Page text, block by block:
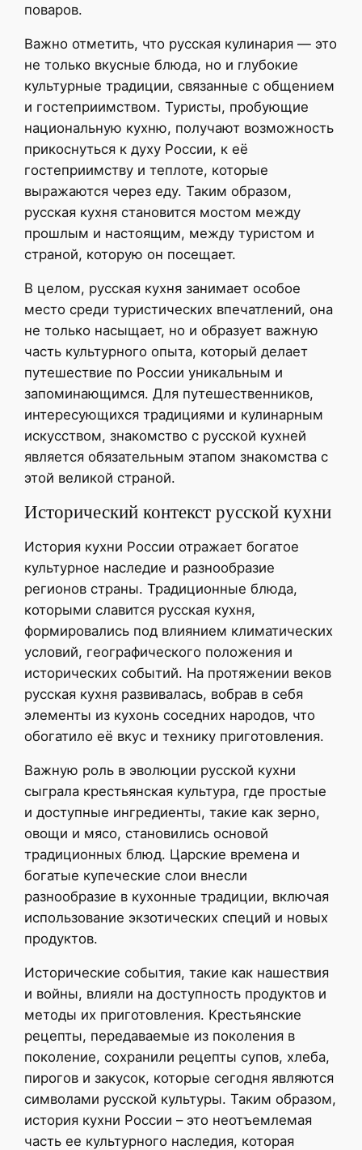
поваров.
Важно отметить, что русская кулинария — это
не только вкусные блюда, но и глубокие
культурные традиции, связанные с общением
и гостеприимством. Туристы, пробующие
национальную кухню, получают возможность
прикоснуться к духу России, к её
гостеприимству и теплоте, которые
выражаются через еду. Таким образом,
русская кухня становится мостом между
прошлым и настоящим, между туристом и
страной, которую он посещает.
В целом, русская кухня занимает особое
место среди туристических впечатлений, она
не только насыщает, но и образует важную
часть культурного опыта, который делает
путешествие по России уникальным и
запоминающимся. Для путешественников,
интересующихся традициями и кулинарным
искусством, знакомство с русской кухней
является обязательным этапом знакомства с
этой великой страной.
Исторический контекст русской кухни
История кухни России отражает богатое
культурное наследие и разнообразие
регионов страны. Традиционные блюда,
которыми славится русская кухня,
формировались под влиянием климатических
условий, географического положения и
исторических событий. На протяжении веков
русская кухня развивалась, вобрав в себя
элементы из кухонь соседних народов, что
обогатило её вкус и технику приготовления.
Важную роль в эволюции русской кухни
сыграла крестьянская культура, где простые
и доступные ингредиенты, такие как зерно,
овощи и мясо, становились основой
традиционных блюд. Царские времена и
богатые купеческие слои внесли
разнообразие в кухонные традиции, включая
использование экзотических специй и новых
продуктов.
Исторические события, такие как нашествия
и войны, влияли на доступность продуктов и
методы их приготовления. Крестьянские
рецепты, передаваемые из поколения в
поколение, сохранили рецепты супов, хлеба,
пирогов и закусок, которые сегодня являются
символами русской культуры. Таким образом,
история кухни России – это неотъемлемая
часть ее культурного наследия, которая